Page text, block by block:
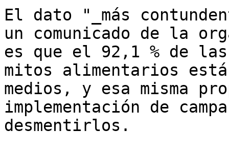
El dato "_más
un comunicado de la
es que el 92,1 % de
mitos alimentarios
medios, y esa misma
implementación de
desmentirlos.